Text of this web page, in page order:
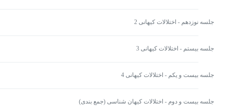
جلسه نوزدهم - اختلالات کیهانی 2
جلسه بیستم - اختلالات کیهانی 3
جلسه بیست و یکم - اختلالات کیهانی 4
جلسه بیست و دوم - اختلالات کیهان شناسی (جمع بندی)